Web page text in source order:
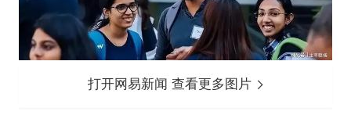
打开网易新闻 查看更多图片